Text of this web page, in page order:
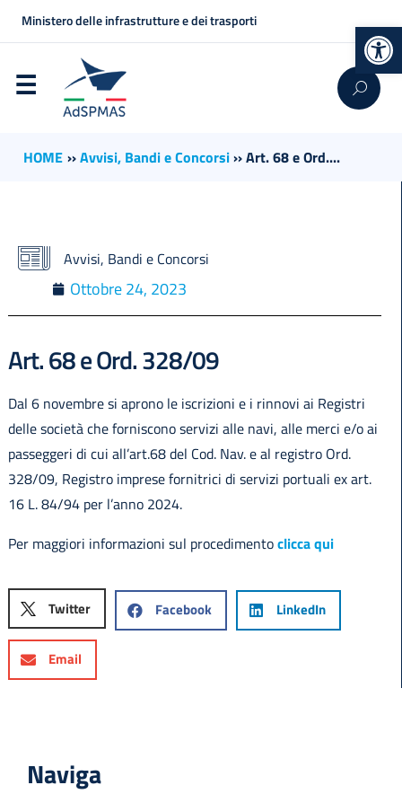
Ministero delle infrastrutture e dei trasporti
HOME ››Avvisi, Bandi e Concorsi››Art. 68 e Ord....
Avvisi, Bandi e Concorsi
Ottobre 24, 2023
Art. 68 e Ord. 328/09
Dal 6 novembre si aprono le iscrizioni e i rinnovi ai Registri
delle società che forniscono servizi alle navi, alle merci e/o ai
passeggeri di cui all’art.68 del Cod. Nav. e al registro Ord.
328/09, Registro imprese fornitrici di servizi portuali ex art.
16 L. 84/94 per l’anno 2024.
Per maggiori informazioni sul procedimentoclicca qui
Twitter Facebook LinkedIn
Email
Naviga